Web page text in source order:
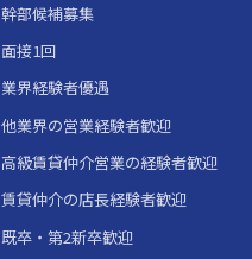
幹部候補募集
面接1回
業界経験者優遇
他業界の営業経験者歓迎
高級賃貸仲介営業の経験者歓迎
賃貸仲介の店長経験者歓迎
既卒・第2新卒歓迎